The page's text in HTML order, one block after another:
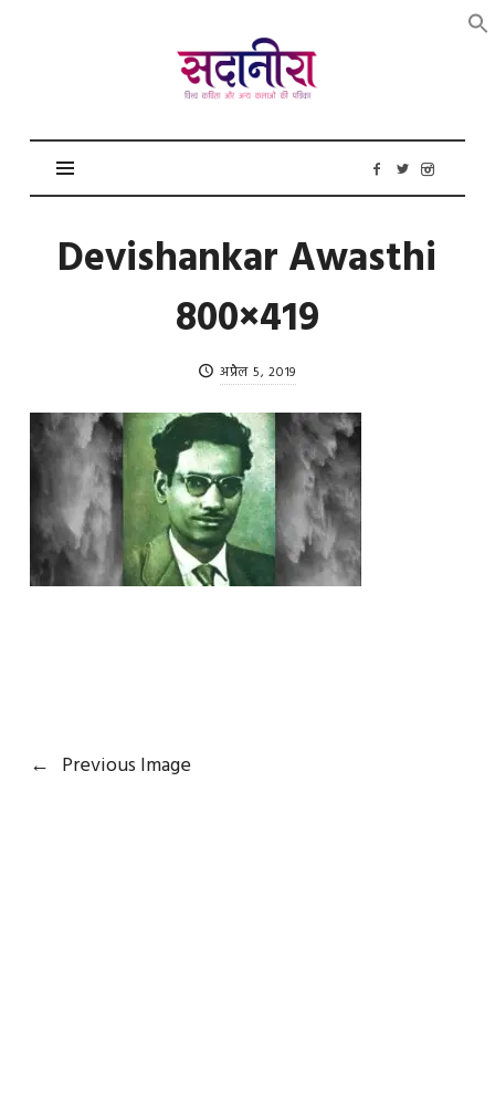
सदानीरा
Devishankar Awasthi
800×419
अप्रैल 5, 2019
← Previous Image